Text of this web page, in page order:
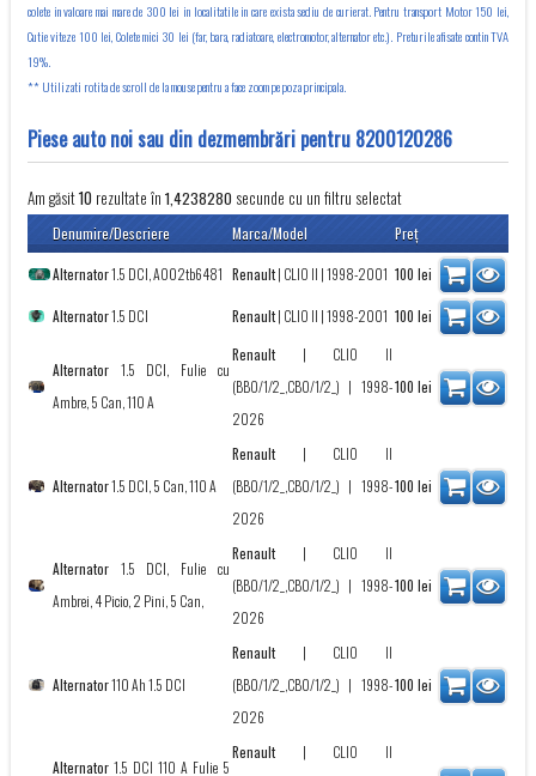
colete in valoare mai mare de 300 lei in localitatile in care exista sediu de curierat. Pentru transport Motor 150 lei,
Cutie viteze 100 lei, Colete mici 30 lei (far, bara, radiatoare, electromotor, alternator etc.). Preturile afisate contin TVA
19%.
** Utilizati rotita de scroll de la mouse pentru a face zoom pe poza principala.
Piese auto noi sau din dezmembrări pentru 8200120286
Am găsit10 rezultate în 1,4238280 secunde cu un filtru selectat
Denumire/Descriere Marca/Model
Preţ
Alternator1.5 DCI, A002tb6481 Renault| CLIO II | 1998-2001 100 lei
Alternator1.5 DCI Renault| CLIO II | 1998-2001 100 lei
Alternator1.5 DCI, Fulie cu
Ambre, 5 Can, 110 A
Renault| CLIO II
(BB0/1/2_,CB0/1/2_) | 1998-
2026
100 lei
Alternator1.5 DCI, 5 Can, 110 A
Renault| CLIO II
(BB0/1/2_,CB0/1/2_) | 1998-
2026
100 lei
Alternator1.5 DCI, Fulie cu
Ambrei, 4 Picio, 2 Pini, 5 Can,
Renault| CLIO II
(BB0/1/2_,CB0/1/2_) | 1998-
2026
100 lei
Alternator110 Ah 1.5 DCI
Renault| CLIO II
(BB0/1/2_,CB0/1/2_) | 1998-
2026
100 lei
Alternator1.5 DCI 110 A Fulie 5
Renault| CLIO II